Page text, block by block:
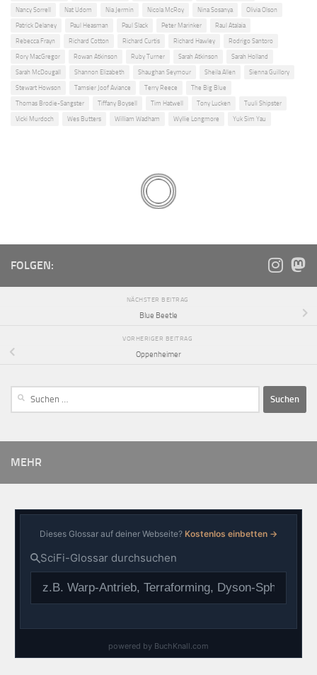
Nancy Sorrell Nat Udom Nia Jermin Nicola McRoy Nina Sosanya Olivia Olson
Patrick Delaney Paul Heasman Paul Slack Peter Marinker Raul Atalaia
Rebecca Frayn Richard Cotton Richard Curtis Richard Hawley Rodrigo Santoro
Rory MacGregor Rowan Atkinson Ruby Turner Sarah Atkinson Sarah Holland
Sarah McDougall Shannon Elizabeth Shaughan Seymour Sheila Allen Sienna Guillory
Stewart Howson Tamsier Joof Aviance Terry Reece The Big Blue
Thomas Brodie-Sangster Tiffany Boysell Tim Hatwell Tony Lucken Tuuli Shipster
Vicki Murdoch Wes Butters William Wadham Wyllie Longmore Yuk Sim Yau
FOLGEN:
NÄCHSTER BEITRAG
Blue Beetle
VORHERIGER BEITRAG
Oppenheimer
MEHR